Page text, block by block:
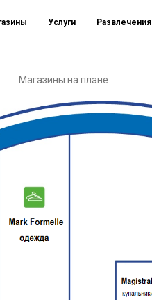
Услуги Развлечения
Магазины на плане